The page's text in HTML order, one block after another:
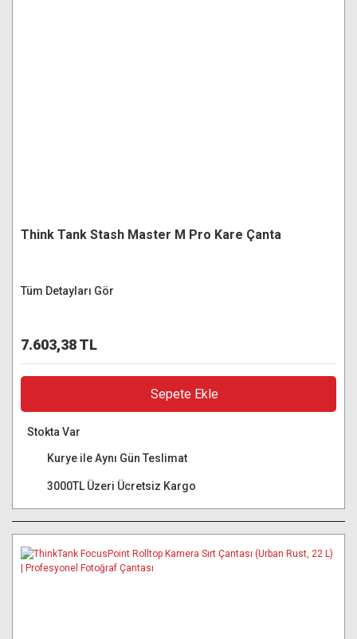
Think Tank Stash Master M Pro Kare Çanta
Tüm Detayları Gör
7.603,38 TL
Sepete Ekle
Stokta Var
Kurye ile Aynı Gün Teslimat
3000TL Üzeri Ücretsiz Kargo